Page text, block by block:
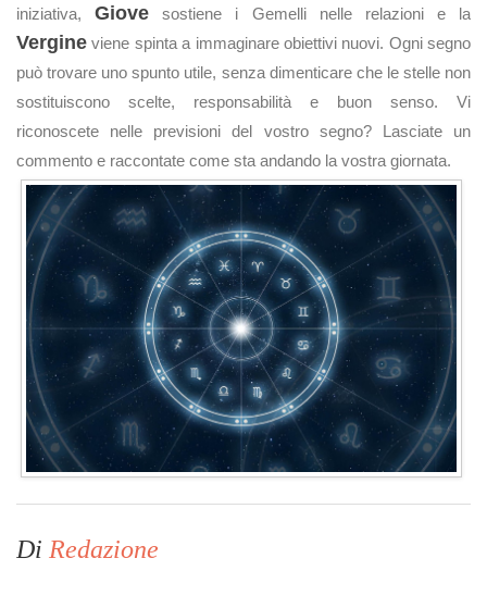
iniziativa,Giove sostiene i Gemelli nelle relazioni e la
Vergine viene spinta a immaginare obiettivi nuovi. Ogni segno
può trovare uno spunto utile, senza dimenticare che le stelle non
sostituiscono scelte, responsabilità e buon senso. Vi
riconoscete nelle previsioni del vostro segno? Lasciate un
commento e raccontate come sta andando la vostra giornata.
Di Redazione